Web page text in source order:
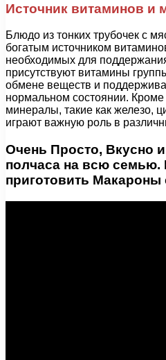
Источник витаминов и
Блюдо из тонких трубочек с
богатым источником
необходимых для
присутствуют витамины
обмене веществ и
нормальном состоянии. Кроме
минералы, такие как железо,
играют важную роль в
Очень Просто, Вкусно
полчаса на всю семью.
приготовить